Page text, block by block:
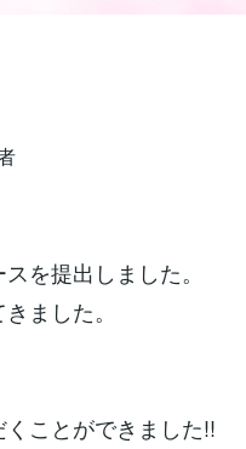
を提出しました。
ました。
ことができました!!